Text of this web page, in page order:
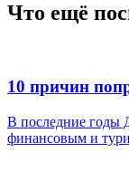
Что ещё
10 причин
В последние годы
финансовым и